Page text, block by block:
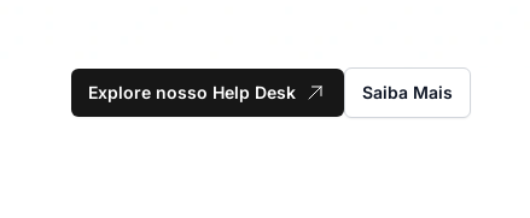
Explore nosso Help Desk Saiba Mais